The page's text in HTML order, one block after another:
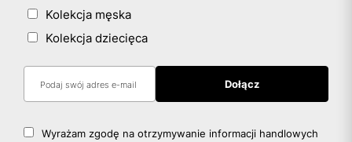
Kolekcja męska
Kolekcja dziecięca
Wyrażam zgodę na otrzymywanie informacji handlowych